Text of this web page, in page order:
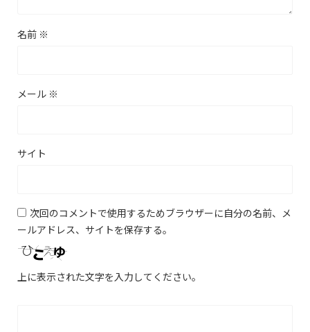
名前 ※
メール ※
サイト
次回のコメントで使用するためブラウザーに自分の名前、メ
ールアドレス、サイトを保存する。
上に表示された文字を入力してください。